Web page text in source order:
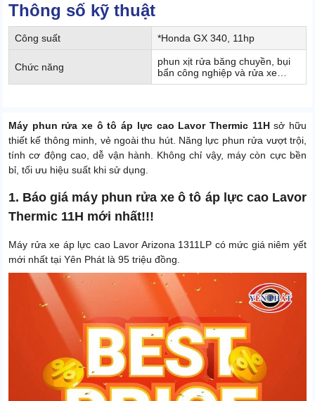
Thông số kỹ thuật
Công suất *Honda GX 340, 11hp
Chức năng
phun xịt rửa băng chuyền, bụi
bẩn công nghiệp và rửa xe…
Máy phun rửa xe ô tô áp lực cao Lavor Thermic 11Hsở hữu
thiết kế thông minh, vẻ ngoài thu hút. Năng lực phun rửa vượt trội,
tính cơ động cao, dễ vận hành. Không chỉ vậy, máy còn cực bền
bỉ, tối ưu hiệu suất khi sử dụng.
1. Báo giá máy phun rửa xe ô tô áp lực cao Lavor
Thermic 11H mới nhất!!!
Máy rửa xe áp lực cao Lavor Arizona 1311LP có mức giá niêm yết
mới nhất tại Yên Phát là 95 triệu đồng.